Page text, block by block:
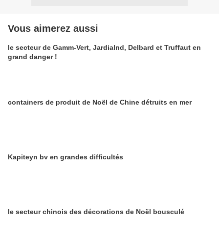
Vous aimerez aussi
le secteur de Gamm-Vert, Jardialnd, Delbard et Truffaut en
grand danger !
containers de produit de Noël de Chine détruits en mer
Kapiteyn bv en grandes difficultés
le secteur chinois des décorations de Noël bousculé